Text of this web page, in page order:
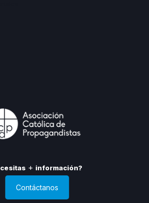
información?
Contáctanos